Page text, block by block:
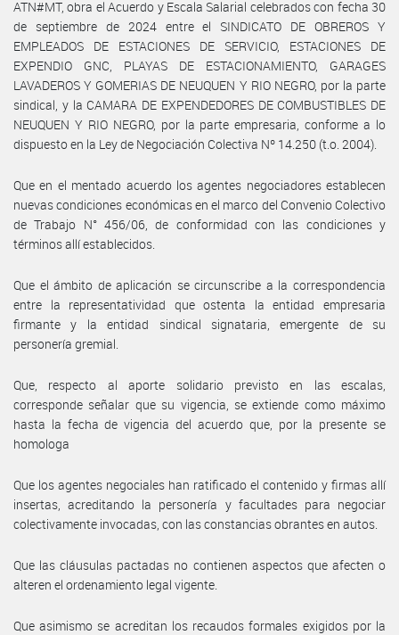
ATN#MT, obra el Acuerdo y Escala Salarial celebrados con fecha 30
de septiembre de 2024 entre el SINDICATO DE OBREROS Y
EMPLEADOS DE ESTACIONES DE SERVICIO, ESTACIONES DE
EXPENDIO GNC, PLAYAS DE ESTACIONAMIENTO, GARAGES
LAVADEROS Y GOMERIAS DE NEUQUEN Y RIO NEGRO, por la parte
sindical, y la CAMARA DE EXPENDEDORES DE COMBUSTIBLES DE
NEUQUEN Y RIO NEGRO, por la parte empresaria, conforme a lo
dispuesto en la Ley de Negociación Colectiva Nº 14.250 (t.o. 2004).
Que en el mentado acuerdo los agentes negociadores establecen
nuevas condiciones económicas en el marco del Convenio Colectivo
de Trabajo N° 456/06, de conformidad con las condiciones y
términos allí establecidos.
Que el ámbito de aplicación se circunscribe a la correspondencia
entre la representatividad que ostenta la entidad empresaria
firmante y la entidad sindical signataria, emergente de su
personería gremial.
Que, respecto al aporte solidario previsto en las escalas,
corresponde señalar que su vigencia, se extiende como máximo
hasta la fecha de vigencia del acuerdo que, por la presente se
homologa
Que los agentes negociales han ratificado el contenido y firmas allí
insertas, acreditando la personería y facultades para negociar
colectivamente invocadas, con las constancias obrantes en autos.
Que las cláusulas pactadas no contienen aspectos que afecten o
alteren el ordenamiento legal vigente.
Que asimismo se acreditan los recaudos formales exigidos por la